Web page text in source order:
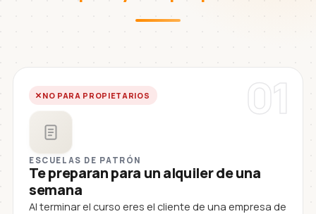
01
NO PARA PROPIETARIOS
ESCUELAS DE PATRÓN
Te preparan para un alquiler de una
semana
Al terminar el curso eres el cliente de una empresa de